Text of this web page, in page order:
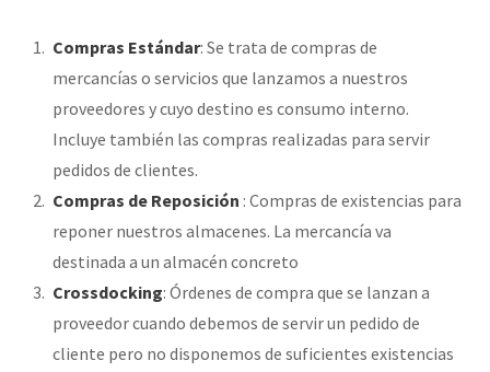
Compras Estándar: Se trata de compras de
mercancías o servicios que lanzamos a nuestros
proveedores y cuyo destino es consumo interno.
Incluye también las compras realizadas para servir
pedidos de clientes.
Compras de Reposición : Compras de existencias para
reponer nuestros almacenes. La mercancía va
destinada a un almacén concreto
Crossdocking: Órdenes de compra que se lanzan a
proveedor cuando debemos de servir un pedido de
cliente pero no disponemos de suficientes existencias